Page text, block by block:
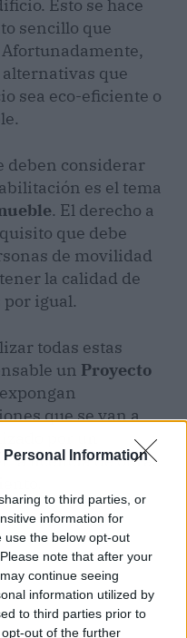
Personal Information
to third parties, or
information for
use the below opt-out
note that after your
continue seeing
information utilized by
to third parties prior to
out of the further
Esto se hace
sencillo que
que
sea eco-eficiente o
deben considerar
es el tema
. El derecho a
que debe
de movilidad
la calidad de
por igual.
todas estas
un Proyecto
que se van a
la licencia de obras